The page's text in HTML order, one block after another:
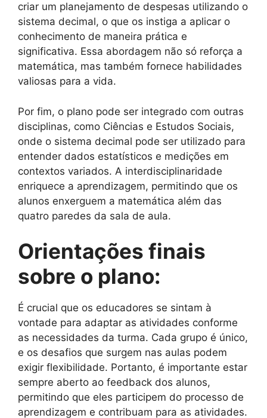
criar um planejamento de despesas utilizando o
sistema decimal, o que os instiga a aplicar o
conhecimento de maneira prática e
significativa. Essa abordagem não só reforça a
matemática, mas também fornece habilidades
valiosas para a vida.
Por fim, o plano pode ser integrado com outras
disciplinas, como Ciências e Estudos Sociais,
onde o sistema decimal pode ser utilizado para
entender dados estatísticos e medições em
contextos variados. A interdisciplinaridade
enriquece a aprendizagem, permitindo que os
alunos enxerguem a matemática além das
quatro paredes da sala de aula.
Orientações finais
sobre o plano:
É crucial que os educadores se sintam à
vontade para adaptar as atividades conforme
as necessidades da turma. Cada grupo é único,
e os desafios que surgem nas aulas podem
exigir flexibilidade. Portanto, é importante estar
sempre aberto ao feedback dos alunos,
permitindo que eles participem do processo de
aprendizagem e contribuam para as atividades.